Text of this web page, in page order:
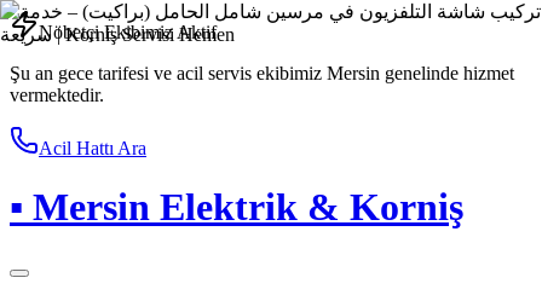
Nöbetçi Ekibimiz Aktif
Şu an gece tarifesi ve acil servis ekibimiz Mersin genelinde hizmet
vermektedir.
Acil Hattı Ara
▪ Mersin Elektrik & Korniş